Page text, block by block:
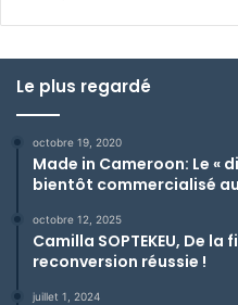
Le plus regardé
octobre 19, 2020
Made in Cameroon: Le «
bientôt commercialisé
octobre 12, 2025
Camilla SOPTEKEU, De
reconversion réussie !
juillet 1, 2024